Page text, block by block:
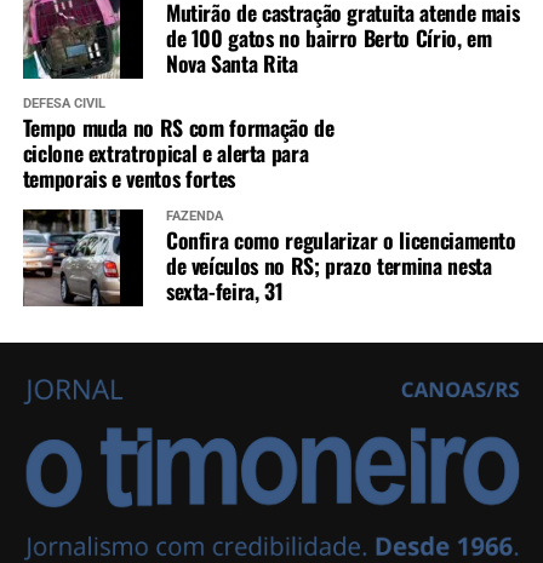
Mutirão de castração gratuita atende mais
de 100 gatos no bairro Berto Círio, em
Nova Santa Rita
DEFESA CIVIL
Tempo muda no RS com formação de
ciclone extratropical e alerta para
temporais e ventos fortes
FAZENDA
Confira como regularizar o licenciamento
de veículos no RS; prazo termina nesta
sexta-feira, 31